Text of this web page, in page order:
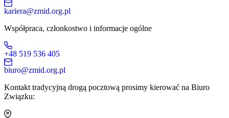
kariera@zmid.org.pl
Współpraca, członkostwo i informacje ogólne
+48 519 536 405
biuro@zmid.org.pl
Kontakt tradycyjną drogą pocztową prosimy kierować na Biuro
Związku: